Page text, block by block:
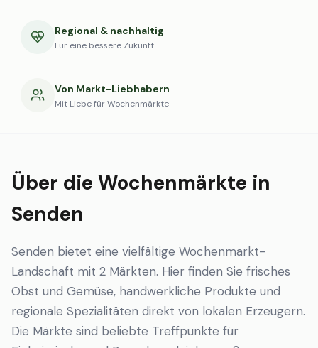
Regional & nachhaltig
Für eine bessere Zukunft
Von Markt-Liebhabern
Mit Liebe für Wochenmärkte
Über die Wochenmärkte in
Senden
Senden bietet eine vielfältige Wochenmarkt-
Landschaft mit 2 Märkten. Hier finden Sie frisches
Obst und Gemüse, handwerkliche Produkte und
regionale Spezialitäten direkt von lokalen Erzeugern.
Die Märkte sind beliebte Treffpunkte für